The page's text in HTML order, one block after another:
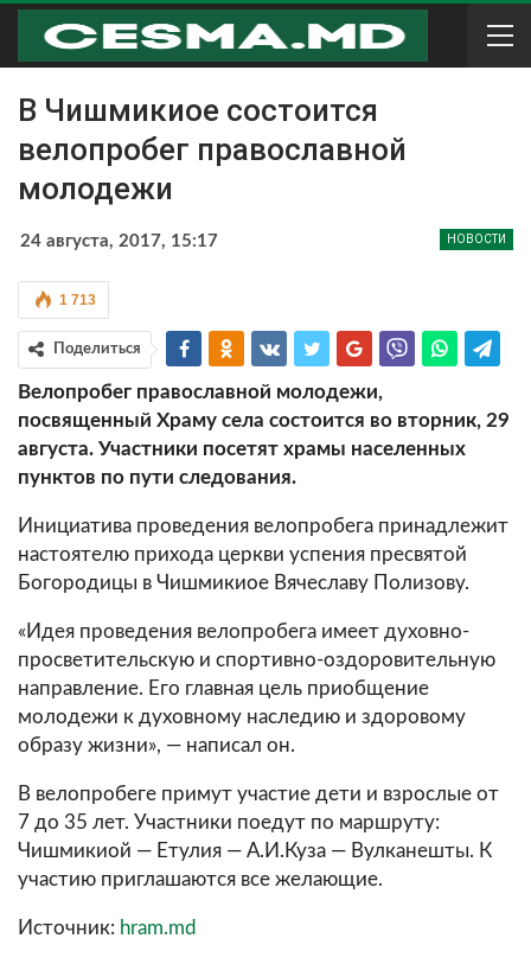
В Чишмикиое состоится
велопробег православной
молодежи
НОВОСТИ
24 августа, 2017, 15:17
1 713
Поделиться
Велопробег православной молодежи,
посвященный Храму села состоится во вторник, 29
августа. Участники посетят храмы населенных
пунктов по пути следования.
Инициатива проведения велопробега принадлежит
настоятелю прихода церкви успения пресвятой
Богородицы в Чишмикиое Вячеславу Полизову.
«Идея проведения велопробега имеет духовно-
просветительскую и спортивно-оздоровительную
направление. Его главная цель приобщение
молодежи к духовному наследию и здоровому
образу жизни», — написал он.
В велопробеге примут участие дети и взрослые от
7 до 35 лет. Участники поедут по маршруту:
Чишмикиой — Етулия — А.И.Куза — Вулканешты. К
участию приглашаются все желающие.
Источник: hram.md